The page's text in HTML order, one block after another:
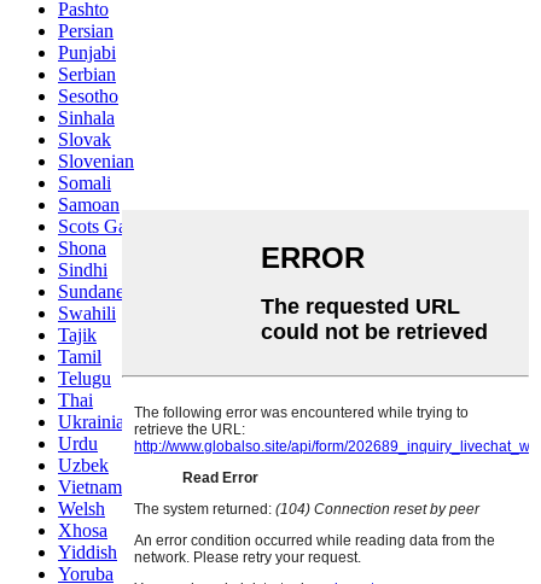
Pashto
Persian
Punjabi
Serbian
Sesotho
Sinhala
Slovak
Slovenian
Somali
Samoan
Scots Gaelic
Shona
Sindhi
Sundanese
Swahili
Tajik
Tamil
Telugu
Thai
Ukrainian
Urdu
Uzbek
Vietnamese
Welsh
Xhosa
Yiddish
Yoruba